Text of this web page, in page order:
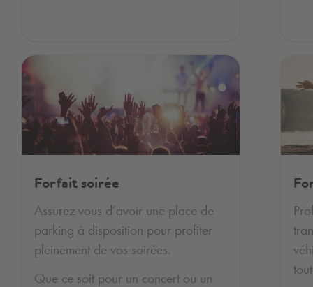
Forfait soirée
Assurez-vous d’avoir une place de
parking à disposition pour profiter
pleinement de vos soirées.
Que ce soit pour un concert ou un